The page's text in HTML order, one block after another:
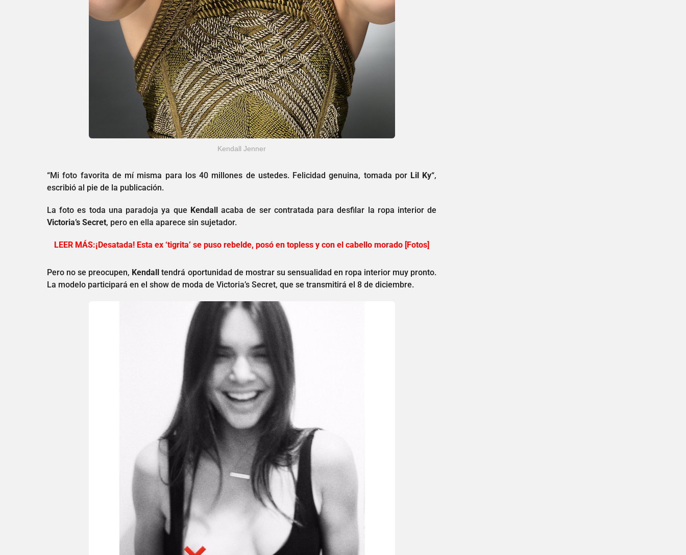
Kendall Jenner
“Mi foto favorita de mí misma para los 40 millones de ustedes. Felicidad genuina, tomada por Lil Ky“,
escribió al pie de la publicación.
La foto es toda una paradoja ya que Kendallacaba de ser contratada para desfilar la ropa interior de
Victoria’s Secret, pero en ella aparece sin sujetador.
LEER MÁS:¡Desatada! Esta ex ‘tigrita’ se puso rebelde, posó en topless y con el cabello morado [Fotos]
Pero no se preocupen, Kendall tendrá oportunidad de mostrar su sensualidad en ropa interior muy pronto.
La modelo participará en el show de moda de Victoria’s Secret, que se transmitirá el 8 de diciembre.